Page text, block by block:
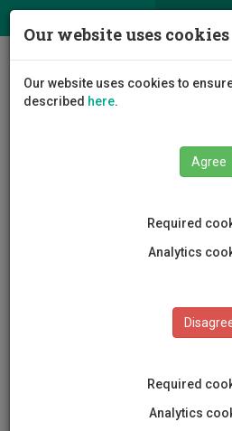
Our website uses cookies
Our website uses cookies to
described here.
Agree
Required
Analytics
Required
Analytics